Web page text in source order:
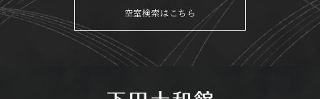
空室検索はこちら